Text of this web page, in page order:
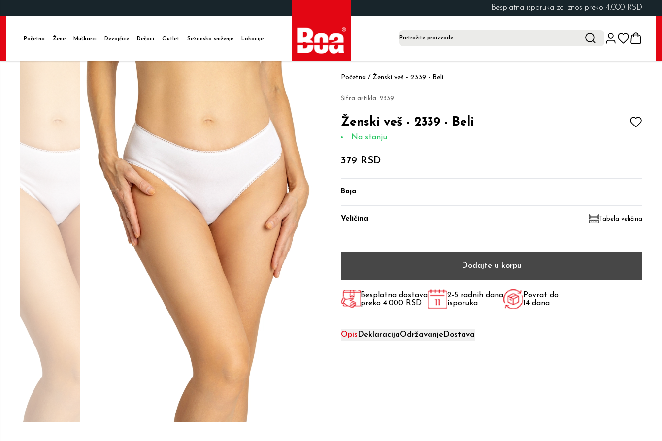
Besplatna isporuka za iznos preko 4.000 RSD
Početna Žene Muškarci Devojčice Dečaci Outlet Sezonsko sniženje Lokacije
Početna / Ženski veš - 2339 - Beli
Šifra artikla: 2339
Ženski veš - 2339 - Beli
Na stanju
379 RSD
Boja
Veličina Tabela veličina
Dodajte u korpu
Besplatna dostava
preko 4.000 RSD
2-5 radnih dana
isporuka
Povrat do
14 dana
Opis DeklaracijaOdržavanjeDostava